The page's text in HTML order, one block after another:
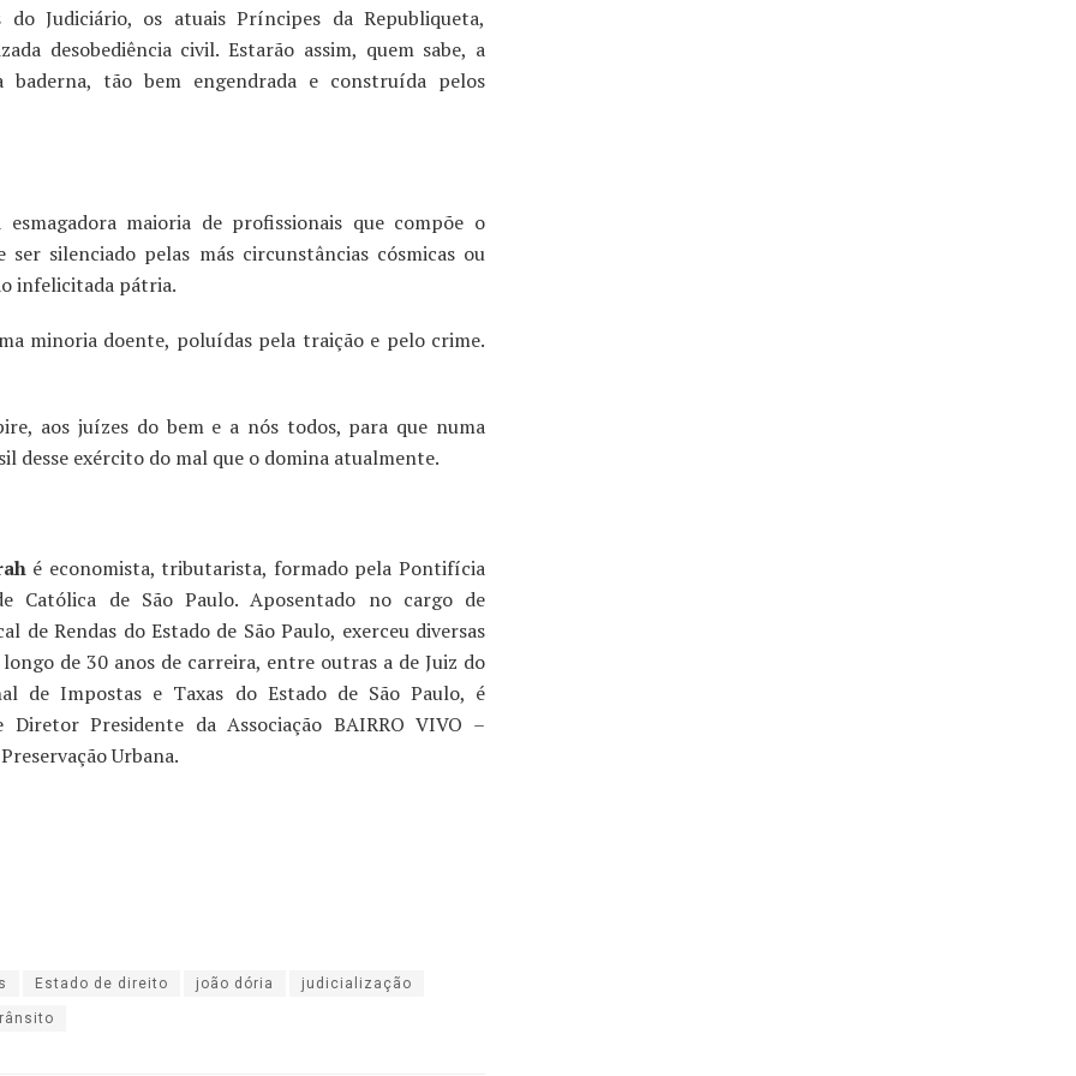
Judiciário, os atuais Príncipes da Republiqueta,
desobediência civil. Estarão assim, quem sabe, a
tão bem engendrada e construída pelos
maioria de profissionais que compõe o
silenciado pelas más circunstâncias cósmicas ou
infelicitada pátria.
minoria doente, poluídas pela traição e pelo crime.
aos juízes do bem e a nós todos, para que numa
desse exército do mal que o domina atualmente.
é economista, tributarista, formado pela Pontifícia
Católica de São Paulo. Aposentado no cargo de
de Rendas do Estado de São Paulo, exerceu diversas
de 30 anos de carreira, entre outras a de Juiz do
de Impostas e Taxas do Estado de São Paulo, é
Diretor Presidente da Associação BAIRRO VIVO –
Urbana.
Estado de direito joão dória judicialização